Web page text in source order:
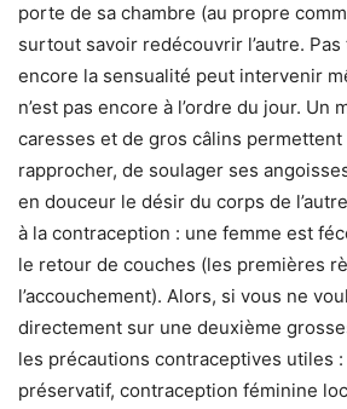
porte de sa chambre (au propre
surtout savoir redécouvrir l’autre.
encore la sensualité peut intervenir
n’est pas encore à l’ordre du jour. Un
caresses et de gros câlins permettent
rapprocher, de soulager ses
en douceur le désir du corps de
à la contraception : une femme est
le retour de couches (les premières
l’accouchement). Alors, si vous ne
directement sur une deuxième
les précautions contraceptives utiles
préservatif, contraception féminine